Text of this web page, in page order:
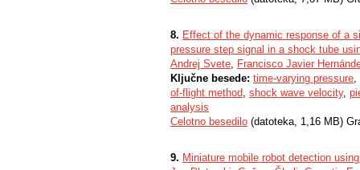
8. Effect of the dynamic response of a
pressure step signal in a shock tube
Andrej Svete, Francisco Javier
Ključne besede: time-varying pressure,
of-flight method, shock wave velocity,
analysis
Celotno besedilo (datoteka, 1,16 MB)
9. Miniature mobile robot detection